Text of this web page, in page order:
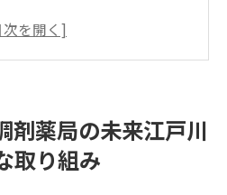
るAI技術の役割
医療モデルの構築
挑戦AIによる医薬品卸と
剤薬局の未来江戸川
取り組み